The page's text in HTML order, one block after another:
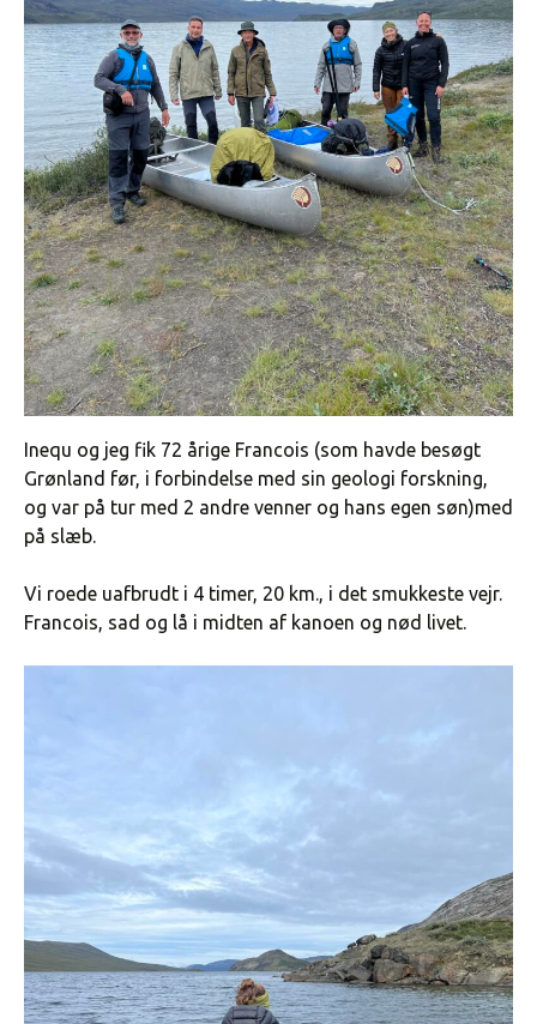
Inequ og jeg fik 72 årige Francois (som havde besøgt
Grønland før, i forbindelse med sin geologi forskning,
og var på tur med 2 andre venner og hans egen søn)med
på slæb.
Vi roede uafbrudt i 4 timer, 20 km., i det smukkeste vejr.
Francois, sad og lå i midten af kanoen og nød livet.